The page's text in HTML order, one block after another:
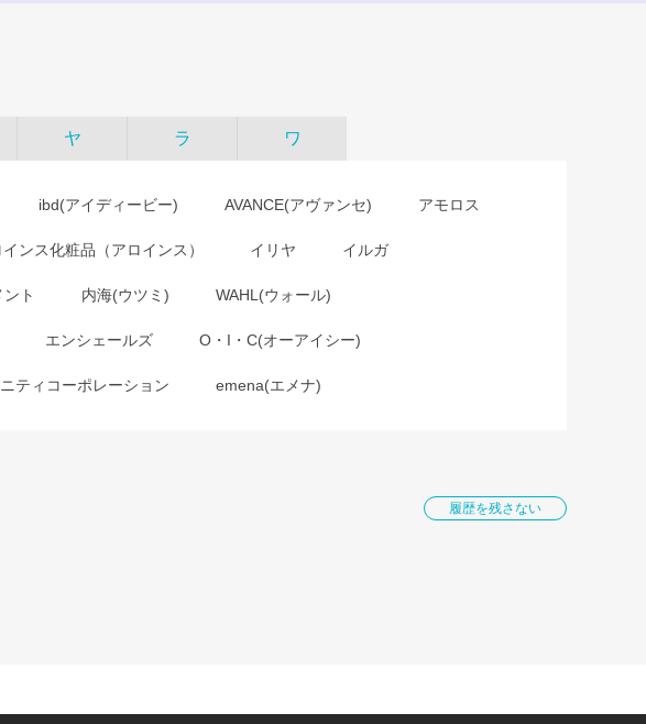
ヤ ラ ワ
ibd(アイディービー) AVANCE(アヴァンセ) アモロス
ンス化粧品（アロインス） イリヤ イルガ
ト 内海(ウツミ) WAHL(ウォール)
エンシェールズ O・I・C(オーアイシー)
ティコーポレーション emena(エメナ)
履歴を残さない